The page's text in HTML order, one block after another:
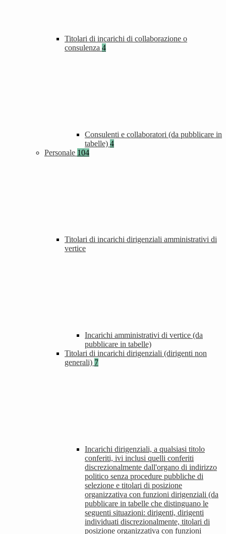
Titolari di incarichi di collaborazione o
consulenza 4
Consulenti e collaboratori (da pubblicare in
tabelle) 4
Personale 104
Titolari di incarichi dirigenziali amministrativi di
vertice
Incarichi amministrativi di vertice (da
pubblicare in tabelle)
Titolari di incarichi dirigenziali (dirigenti non
generali) 7
Incarichi dirigenziali, a qualsiasi titolo
conferiti, ivi inclusi quelli conferiti
discrezionalmente dall'organo di indirizzo
politico senza procedure pubbliche di
selezione e titolari di posizione
organizzativa con funzioni dirigenziali (da
pubblicare in tabelle che distinguano le
seguenti situazioni: dirigenti, dirigenti
individuati discrezionalmente, titolari di
posizione organizzativa con funzioni